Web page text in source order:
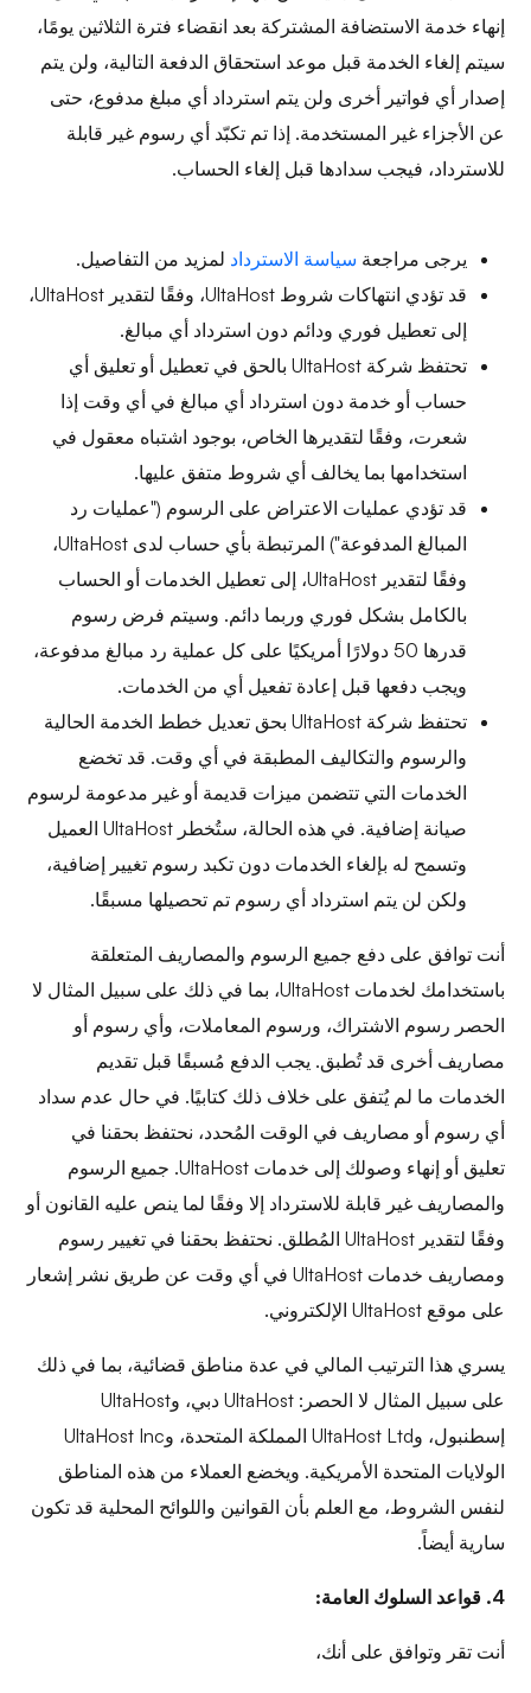
إنهاء خدمة الاستضافة المشتركة بعد انقضاء فترة الثلاثين يومًا،
سيتم إلغاء الخدمة قبل موعد استحقاق الدفعة التالية، ولن يتم
إصدار أي فواتير أخرى ولن يتم استرداد أي مبلغ مدفوع، حتى
عن الأجزاء غير المستخدمة. إذا تم تكبّد أي رسوم غير قابلة
للاسترداد، فيجب سدادها قبل إلغاء الحساب.
يرجى مراجعةسياسة الاسترداد لمزيد من التفاصيل.
قد تؤدي انتهاكات شروط UltaHost، وفقًا لتقدير UltaHost،
إلى تعطيل فوري ودائم دون استرداد أي مبالغ.
تحتفظ شركة UltaHost بالحق في تعطيل أو تعليق أي
حساب أو خدمة دون استرداد أي مبالغ في أي وقت إذا
شعرت، وفقًا لتقديرها الخاص، بوجود اشتباه معقول في
استخدامها بما يخالف أي شروط متفق عليها.
قد تؤدي عمليات الاعتراض على الرسوم ("عمليات رد
المبالغ المدفوعة") المرتبطة بأي حساب لدى UltaHost،
وفقًا لتقدير UltaHost، إلى تعطيل الخدمات أو الحساب
بالكامل بشكل فوري وربما دائم. وسيتم فرض رسوم
قدرها 50 دولارًا أمريكيًا على كل عملية رد مبالغ مدفوعة،
ويجب دفعها قبل إعادة تفعيل أي من الخدمات.
تحتفظ شركة UltaHost بحق تعديل خطط الخدمة الحالية
والرسوم والتكاليف المطبقة في أي وقت. قد تخضع
الخدمات التي تتضمن ميزات قديمة أو غير مدعومة لرسوم
صيانة إضافية. في هذه الحالة، ستُخطر UltaHost العميل
وتسمح له بإلغاء الخدمات دون تكبد رسوم تغيير إضافية،
ولكن لن يتم استرداد أي رسوم تم تحصيلها مسبقًا.
أنت توافق على دفع جميع الرسوم والمصاريف المتعلقة
باستخدامك لخدمات UltaHost، بما في ذلك على سبيل المثال لا
الحصر رسوم الاشتراك، ورسوم المعاملات، وأي رسوم أو
مصاريف أخرى قد تُطبق. يجب الدفع مُسبقًا قبل تقديم
الخدمات ما لم يُتفق على خلاف ذلك كتابيًا. في حال عدم سداد
أي رسوم أو مصاريف في الوقت المُحدد، نحتفظ بحقنا في
تعليق أو إنهاء وصولك إلى خدمات UltaHost. جميع الرسوم
والمصاريف غير قابلة للاسترداد إلا وفقًا لما ينص عليه القانون أو
وفقًا لتقدير UltaHost المُطلق. نحتفظ بحقنا في تغيير رسوم
ومصاريف خدمات UltaHost في أي وقت عن طريق نشر إشعار
على موقع UltaHost الإلكتروني.
يسري هذا الترتيب المالي في عدة مناطق قضائية، بما في ذلك
على سبيل المثال لا الحصر: UltaHost دبي، وUltaHost
إسطنبول، وUltaHost Ltd المملكة المتحدة، وUltaHost Inc
الولايات المتحدة الأمريكية. ويخضع العملاء من هذه المناطق
لنفس الشروط، مع العلم بأن القوانين واللوائح المحلية قد تكون
سارية أيضاً.
أنت تقر وتوافق على أنك،